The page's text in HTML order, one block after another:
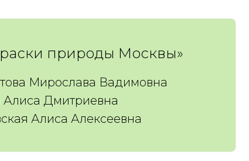
природы Москвы»
Мирослава Вадимовна
Алиса Дмитриевна
Алиса Алексеевна